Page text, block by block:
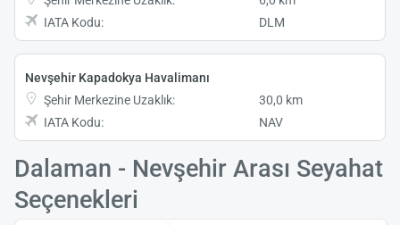
IATA Kodu:
DLM
Nevşehir Kapadokya Havalimanı
Şehir Merkezine Uzaklık:
30,0 km
IATA Kodu:
NAV
Dalaman - Nevşehir Arası Seyahat
Seçenekleri